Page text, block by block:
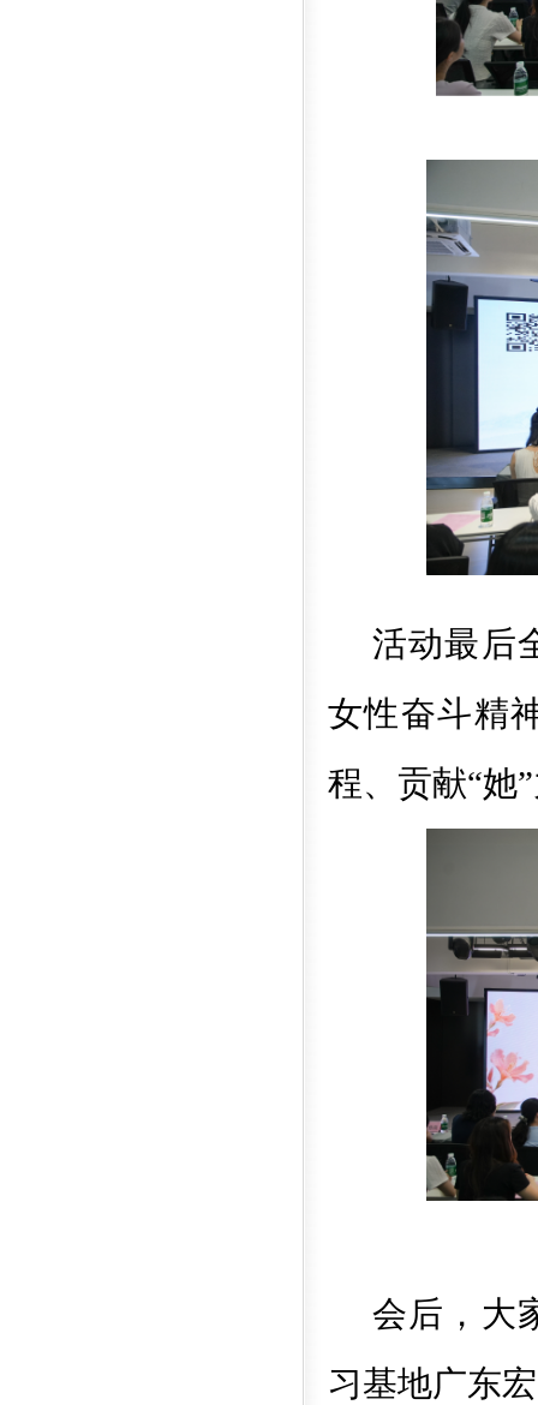
活动最后
女性奋斗精
程、贡献“她
会后，大
习基地广东